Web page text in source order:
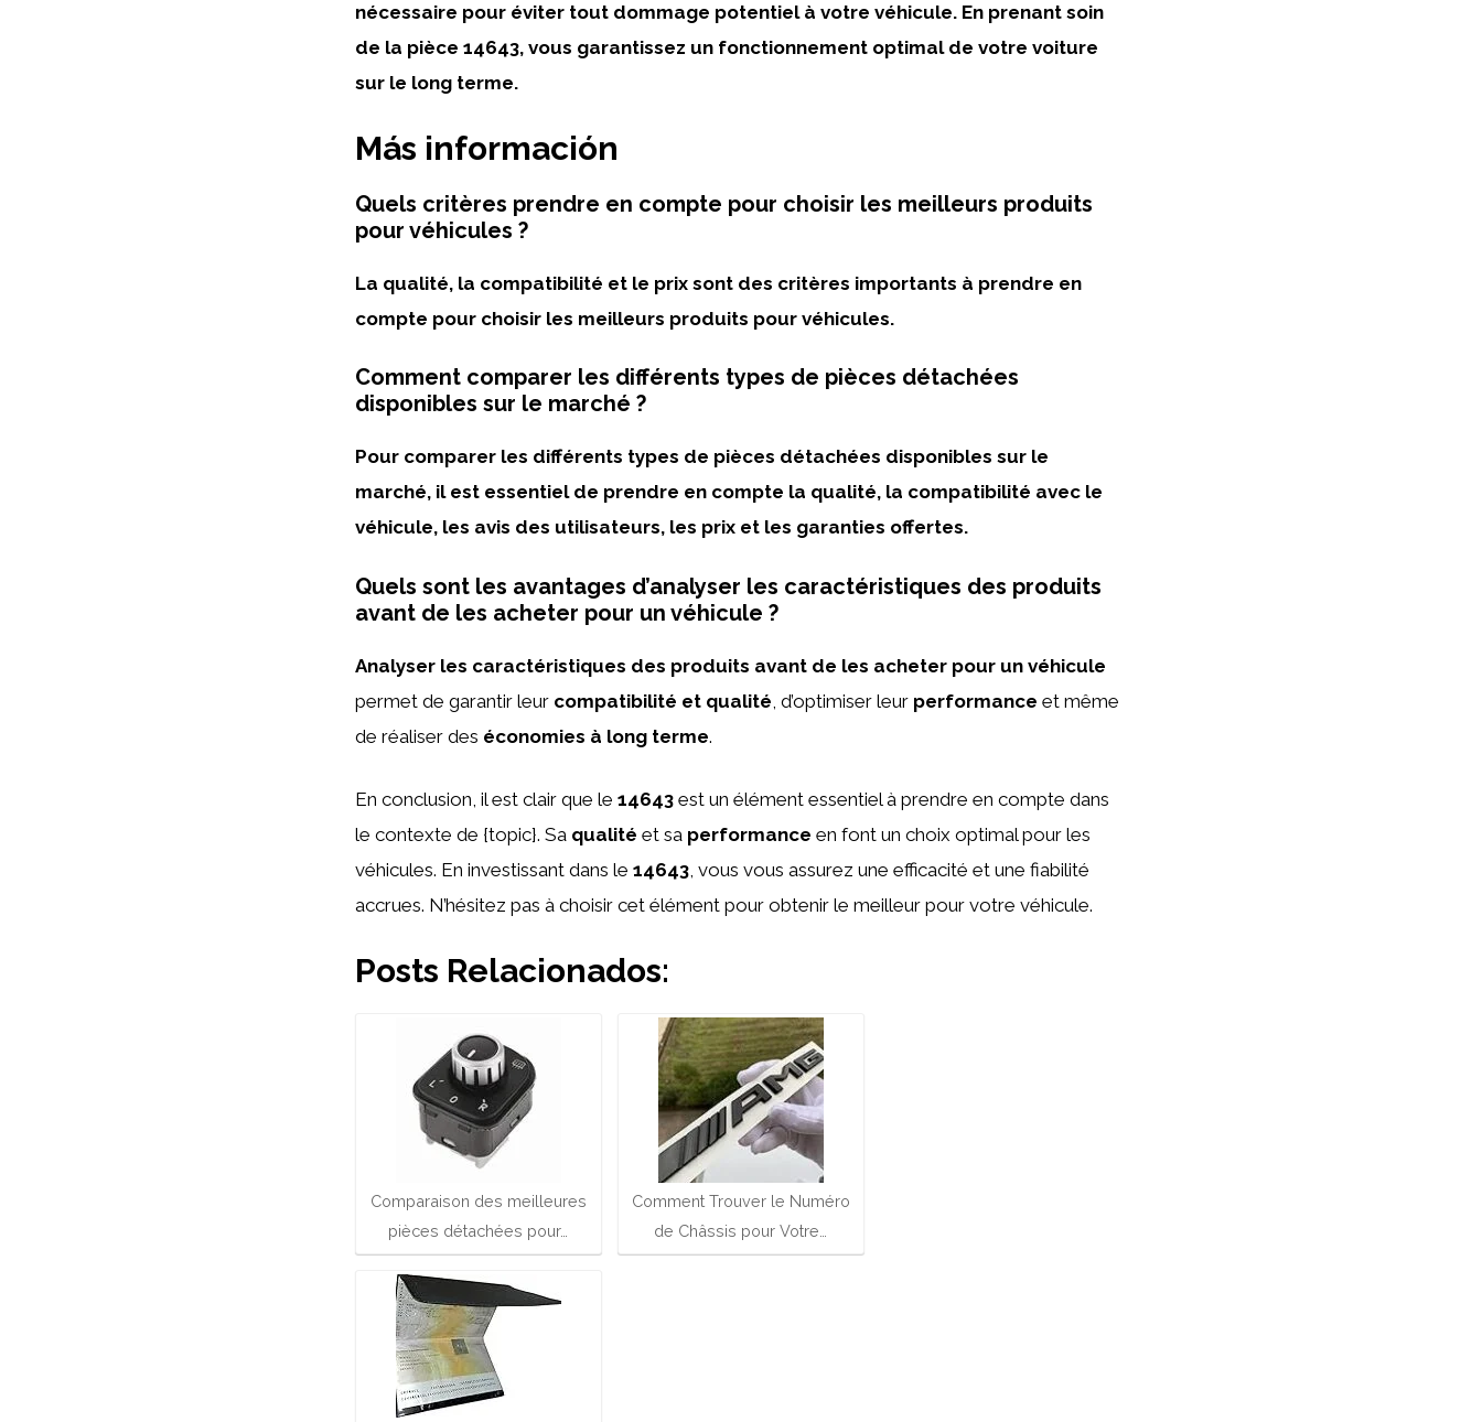
nécessaire pour éviter tout dommage potentiel à votre véhicule. En prenant soin
de la pièce 14643, vous garantissez un fonctionnement optimal de votre voiture
sur le long terme.
Más información
Quels critères prendre en compte pour choisir les meilleurs produits
pour véhicules ?
La qualité, la compatibilité et le prix sont des critères importants à prendre en
compte pour choisir les meilleurs produits pour véhicules.
Comment comparer les différents types de pièces détachées
disponibles sur le marché ?
Pour comparer les différents types de pièces détachées disponibles sur le
marché, il est essentiel de prendre en compte la qualité, la compatibilité avec le
véhicule, les avis des utilisateurs, les prix et les garanties offertes.
Quels sont les avantages d’analyser les caractéristiques des produits
avant de les acheter pour un véhicule ?
Analyser les caractéristiques des produits avant de les acheter pour un véhicule
permet de garantir leur compatibilité et qualité , d’optimiser leur performance et même
de réaliser des économies à long terme.
En conclusion, il est clair que le 14643 est un élément essentiel à prendre en compte dans
le contexte de {topic}. Sa qualité et sa performance en font un choix optimal pour les
véhicules. En investissant dans le 14643, vous vous assurez une efficacité et une fiabilité
accrues. N’hésitez pas à choisir cet élément pour obtenir le meilleur pour votre véhicule.
Posts Relacionados:
Comparaison des meilleures
pièces détachées pour…
Comment Trouver le Numéro
de Châssis pour Votre…